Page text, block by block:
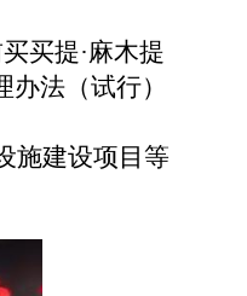
买提·麻木提
法（试行）
施建设项目等